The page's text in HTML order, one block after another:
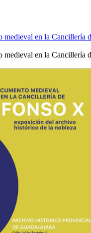
medieval en la Cancillería
medieval en la Cancillería